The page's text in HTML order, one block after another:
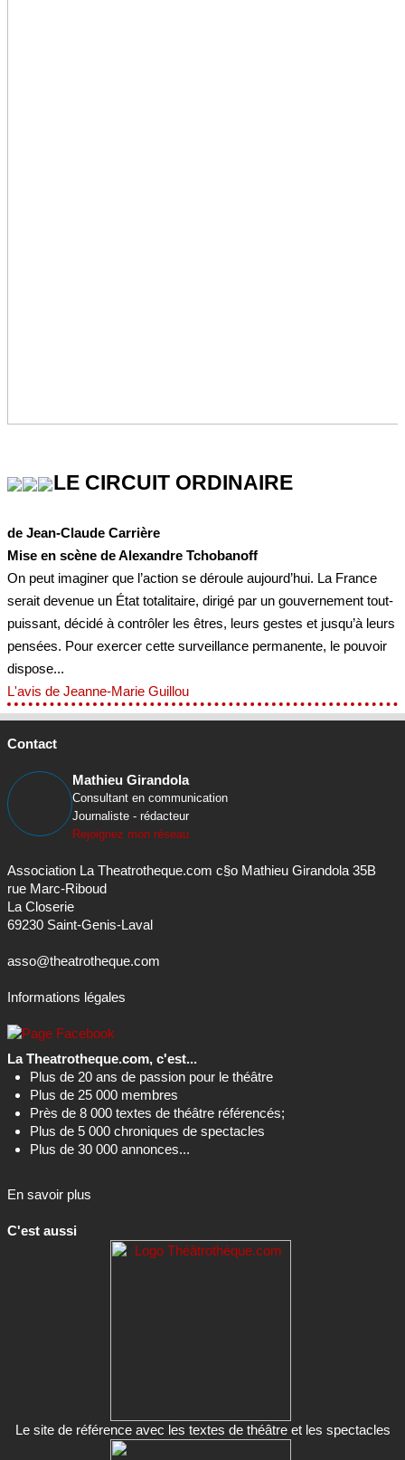
LE CIRCUIT ORDINAIRE
de Jean-Claude Carrière
Mise en scène de Alexandre Tchobanoff
On peut imaginer que l’action se déroule aujourd’hui. La France
serait devenue un État totalitaire, dirigé par un gouvernement tout-
puissant, décidé à contrôler les êtres, leurs gestes et jusqu’à leurs
pensées. Pour exercer cette surveillance permanente, le pouvoir
dispose...
L'avis de Jeanne-Marie Guillou
Contact
Mathieu Girandola
Consultant en communication
Journaliste - rédacteur
Rejoignez mon réseau
Association La Theatrotheque.com c§o Mathieu Girandola 35B
rue Marc-Riboud
La Closerie
69230 Saint-Genis-Laval
asso@theatrotheque.com
Informations légales
La Theatrotheque.com, c'est...
Plus de 20 ans de passion pour le théâtre
Plus de 25 000 membres
Près de 8 000 textes de théâtre référencés;
Plus de 5 000 chroniques de spectacles
Plus de 30 000 annonces...
En savoir plus
C'est aussi
Le site de référence avec les textes de théâtre et les spectacles